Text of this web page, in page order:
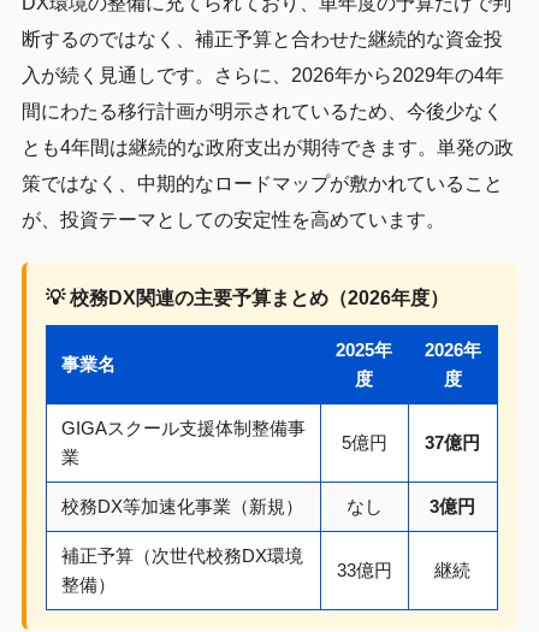
断するのではなく、補正予算と合わせた継続的な資金投
入が続く見通しです。さらに、2026年から2029年の4年
間にわたる移行計画が明示されているため、今後少なく
とも4年間は継続的な政府支出が期待できます。単発の政
策ではなく、中期的なロードマップが敷かれていること
が、投資テーマとしての安定性を高めています。
💡 校務DX関連の主要予算まとめ（2026年度）
事業名
2025年
度
2026年
度
GIGAスクール支援体制整備事
業
5億円 37億円
校務DX等加速化事業（新規） なし 3億円
補正予算（次世代校務DX環境
整備）
33億円 継続